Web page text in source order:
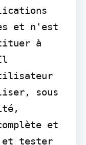
et n'est
à
sous
et
et tester